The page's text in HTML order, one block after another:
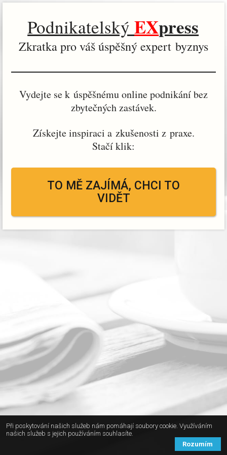
PodnikatelskýEXpress
Zkratka pro váš úspěšný expert byznys
Vydejte se k úspěšnému online podnikání bez
zbytečných zastávek.
Získejte inspiraci a zkušenosti z praxe.
Stačí klik:
TO MĚ ZAJÍMÁ, CHCI TO
VIDĚT
Při poskytování našich služeb nám pomáhají soubory cookie. Využíváním
našich služeb s jejich používáním souhlasíte.
Rozumím